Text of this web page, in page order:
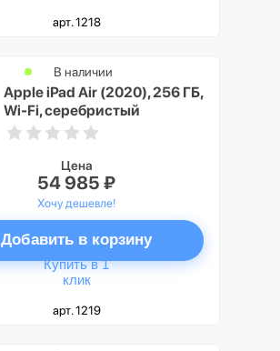
арт. 1218
Apple iPad Air (2020), 256 ГБ,
Wi-Fi, серебристый
В наличии
Цена
54 985 ₽
Хочу дешевле!
Добавить в корзину
Купить в 1
клик
арт. 1219